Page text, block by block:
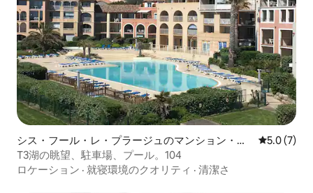
シス・フール・レ・プラージュのマンション・ア
パート
レビュー7
5.0 (7)
T3湖の眺望、駐車場、プール。104
ロケーション · 就寝環境のクオリティ · 清潔さ